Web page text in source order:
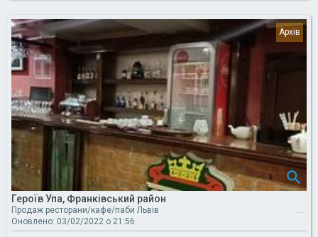
Героїв Упа, Франківський район
Продаж ресторани/кафе/паби Львів
Оновлено: 03/02/2022 о 21:56